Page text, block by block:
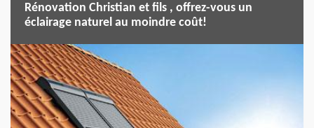
Rénovation Christian et fils , offrez-vous un
éclairage naturel au moindre coût!